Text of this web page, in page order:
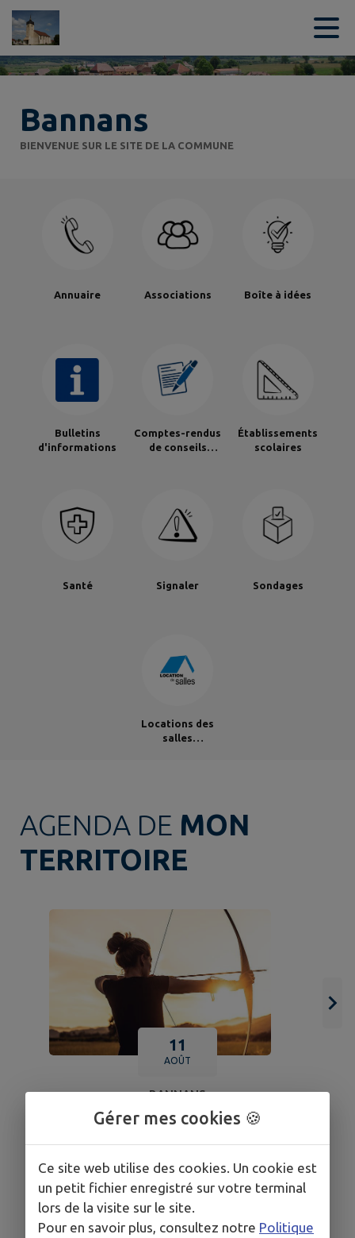
Contenu
Bannans
BIENVENUE SUR LE SITE DE LA COMMUNE
Annuaire Associations Boîte à idées
Bulletins
d'informations
Comptes-rendus
de conseils
Établissements
scolaires
Santé Signaler Sondages
Locations des
salles
AGENDA DE MON
TERRITOIRE
11
AOÛT
BANNANS
Tir à l'arc enfants
TOUS LES ÉVÉNEMENTS
Gérer mes cookies 🍪
Ce site web utilise des cookies. Un cookie est
un petit fichier enregistré sur votre terminal
lors de la visite sur le site.
Pour en savoir plus, consultez notre Politique